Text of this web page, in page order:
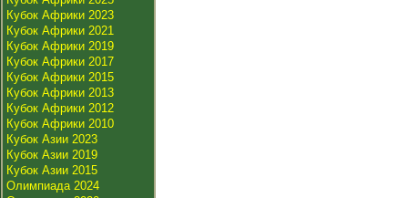
Кубок Африки 2023
Кубок Африки 2021
Кубок Африки 2019
Кубок Африки 2017
Кубок Африки 2015
Кубок Африки 2013
Кубок Африки 2012
Кубок Африки 2010
Кубок Азии 2023
Кубок Азии 2019
Кубок Азии 2015
Олимпиада 2024